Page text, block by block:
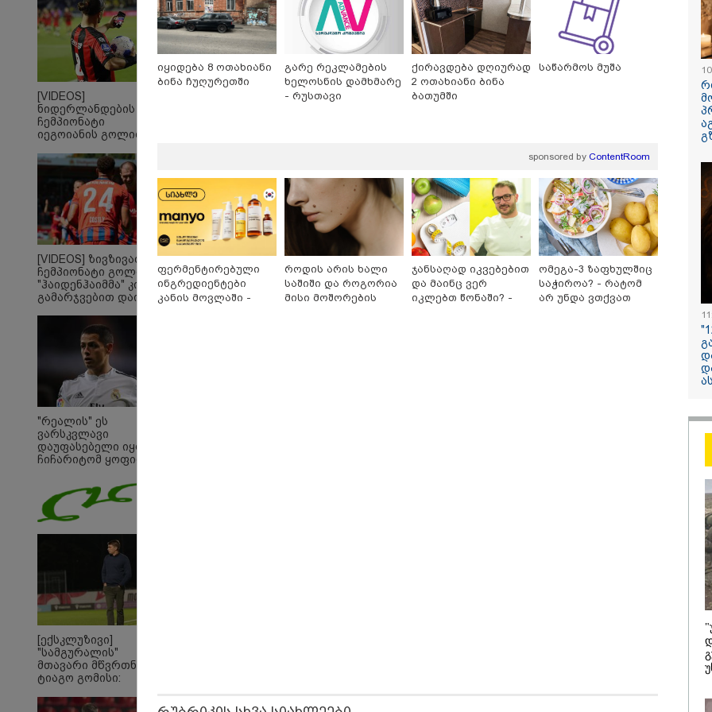
მირტყეს მუშტები" - რას
ჰყვება დავით
დვალიშვილი,
რომელზეც
არასრულწლოვანებმა
ფიზიკურად იძალადეს?
ბევრს გაინტერესებთ,
როგორია იქაურობა
დღეს" - რა ვიდეო
ვრცელდება სოციალურ
ქსელში?
სექტემბრიდან
წელს გადაცილებულ
პირებს შეეხებათ! -
საქართველოს
ეროვნული ბანკი
განცხადებას
ავრცელებს
ვისაუბრებ,
ერთ-ერთმა
კუპატაძე
პოლიტიკა
რას აცხადებს
16:33 / 08-08-
"გიორგი
რაღაც
წიხლი
[VIDEOS]
ნიდერლანდების
ჩემპიონატი
იეგოიანის გოლით
MVP გახდა
[VIDEOS] ზივზივაძემ
ჩემპიონატი გოლით,
"ჰაიდენჰაიმმა" კი
გამარჯვებით დაიწყო
"რეალის" ეს
ვარსკვლავი
დაუფასებელი იყო" -
ჩიჩარიტომ ყოფილ
ისაუბრა
[ექსკლუზივი]
"სამგურალის"
მთავარი მწვრთნელი
ტიაგო გომისი:
ტალანტების
იყიდება 8 ოთახიანი
ბინა ჩუღურეთში
გარე რეკლამების
ხელოსნის დამხმარე
- რუსთავი
ქირავდება დღიურად
2 ოთახიანი ბინა
ბათუმში
საწარმოს მუშა
sponsored by ContentRoom
ფერმენტირებული
ინგრედიენტები
კანის მოვლაში -
როდის არის ხალი
საშიში და როგორია
მისი მოშორების
ჯანსაღად იკვებებით
და მაინც ვერ
იკლებთ წონაში? -
ომეგა-3 ზაფხულშიც
საჭიროა? - რატომ
არ უნდა ვთქვათ